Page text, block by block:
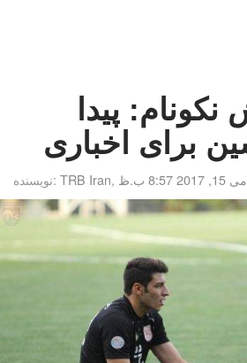
نکونام: پیدا
برای اخباری
نویسنده:TRB Iran, می 15, 2017 8:57 ب.ظ